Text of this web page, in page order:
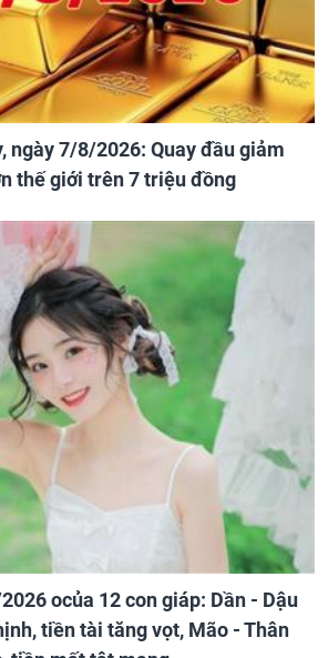
ngày 7/8/2026: Quay đầu giảm
thế giới trên 7 triệu đồng
ocủa 12 con giáp: Dần - Dậu
tiền tài tăng vọt, Mão - Thân